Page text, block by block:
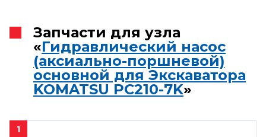
Запчасти для узла
«Гидравлический насос
(аксиально-поршневой)
основной для Экскаватора
KOMATSU PC210-7K»
1